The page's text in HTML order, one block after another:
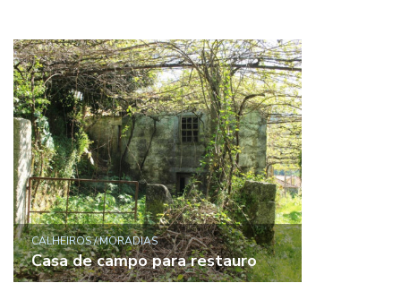
CALHEIROS / MORADIAS
Casa de campo para restauro